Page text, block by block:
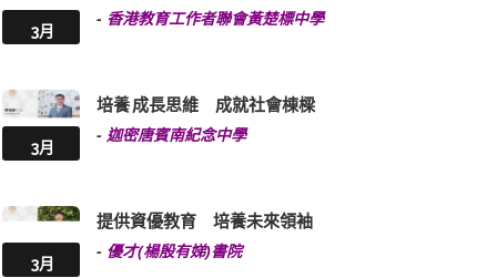
3月
- 香港教育工作者聯會黃楚標中學
3月
培養 成長思維 成就社會棟樑
- 迦密唐賓南紀念中學
3月
提供資優教育 培養未來領袖
- 優才(楊殷有娣)書院